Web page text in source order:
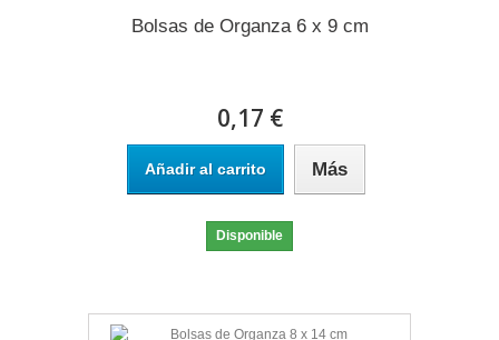
Bolsas de Organza 6 x 9 cm
0,17 €
Añadir al carrito Más
Disponible